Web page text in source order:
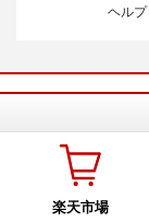
ヘルプ
楽天市場